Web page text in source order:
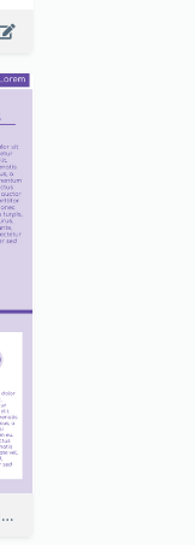
Boost Your Business Landing Page